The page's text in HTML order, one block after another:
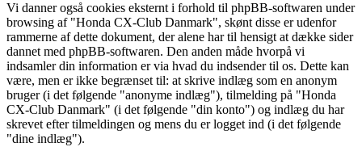
Vi danner også cookies eksternt i forhold til phpBB-softwaren under
browsing af "Honda CX-Club Danmark", skønt disse er udenfor
rammerne af dette dokument, der alene har til hensigt at dække sider
dannet med phpBB-softwaren. Den anden måde hvorpå vi
indsamler din information er via hvad du indsender til os. Dette kan
være, men er ikke begrænset til: at skrive indlæg som en anonym
bruger (i det følgende "anonyme indlæg"), tilmelding på "Honda
CX-Club Danmark" (i det følgende "din konto") og indlæg du har
skrevet efter tilmeldingen og mens du er logget ind (i det følgende
"dine indlæg").